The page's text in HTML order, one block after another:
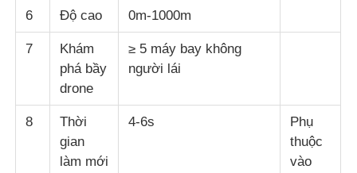
6 Độ cao 0m-1000m
7
Khám
phá bầy
drone
≥ 5 máy bay không
người lái
8
Thời
gian
làm mới
4-6s
Phụ
thuộc
vào